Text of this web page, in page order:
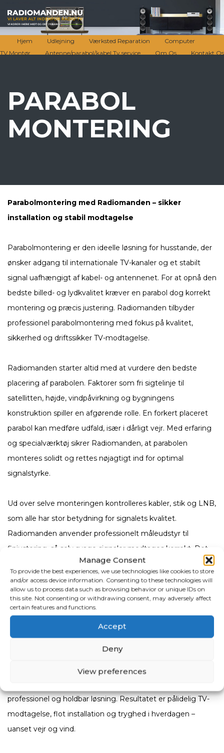
Manage Consent
To provide the best experiences, we use technologies like cookies to store
and/or access device information. Consenting to these technologies will
allow us to process data such as browsing behavior or unique IDs on
this site. Not consenting or withdrawing consent, may adversely affect
certain features and functions.
Accept
Deny
View preferences
Hjem Udlejning Værksted Reparation
Computer
TV Montør
Antenne/parabol/kabel Tv service Om Os Kontakt Os
PARABOL
MONTERING
Parabolmontering med Radiomanden – sikker
installation og stabil modtagelse
Parabolmontering er den ideelle løsning for husstande, der
ønsker adgang til internationale TV-kanaler og et stabilt
signal uafhængigt af kabel- og antennenet. For at opnå den
bedste billed- og lydkvalitet kræver en parabol dog korrekt
montering og præcis justering. Radiomanden tilbyder
professionel parabolmontering med fokus på kvalitet,
sikkerhed og driftssikker TV-modtagelse.
Radiomanden starter altid med at vurdere den bedste
placering af parabolen. Faktorer som fri sigtelinje til
satellitten, højde, vindpåvirkning og bygningens
konstruktion spiller en afgørende rolle. En forkert placeret
parabol kan medføre udfald, især i dårligt vejr. Med erfaring
og specialværktøj sikrer Radiomanden, at parabolen
monteres solidt og rettes nøjagtigt ind for optimal
signalstyrke.
Ud over selve monteringen kontrolleres kabler, stik og LNB,
som alle har stor betydning for signalets kvalitet.
Radiomanden anvender professionelt måleudstyr til
finjustering, så selv svage signaler modtages korrekt. Det
giver et stabilt billede og klar lyd på alle tilsluttede TV.
Radiomanden hjælper også med opsætning af
satellitmodtager, kanalsøgning og grundig gennemgang af
systemet, så kunden nemt kan betjene sit udstyr. Har man
flere TV i hjemmet, kan der installeres løsninger, der
fordeler signalet effektivt uden kvalitetstab.
professionel og holdbar løsning. Resultatet er pålidelig TV-
modtagelse, flot installation og tryghed i hverdagen –
uanset vejr og vind.